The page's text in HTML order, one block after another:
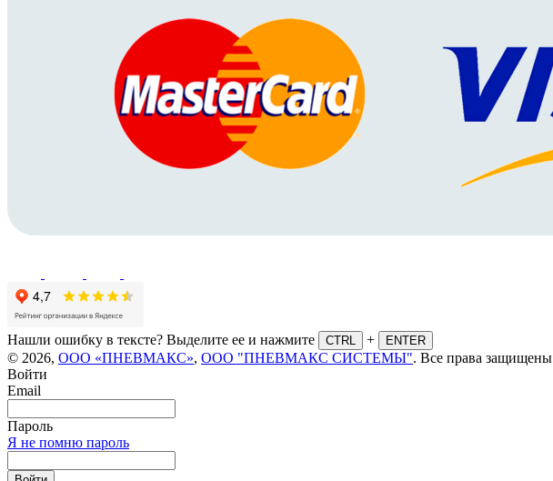
Нашли ошибку в тексте? Выделите ее и нажмите CTRL + ENTER
© 2026, ООО «ПНЕВМАКС», ООО "ПНЕВМАКС СИСТЕМЫ". Все права защищены
Войти
Email
Пароль
Я не помню пароль